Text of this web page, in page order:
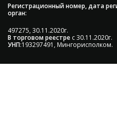
Регистрационный номер, дата
орган:
497275, 30.11.2020г.
В торговом реестре с 30.11.2020г.
УНП:193297491, Мингорисполком.